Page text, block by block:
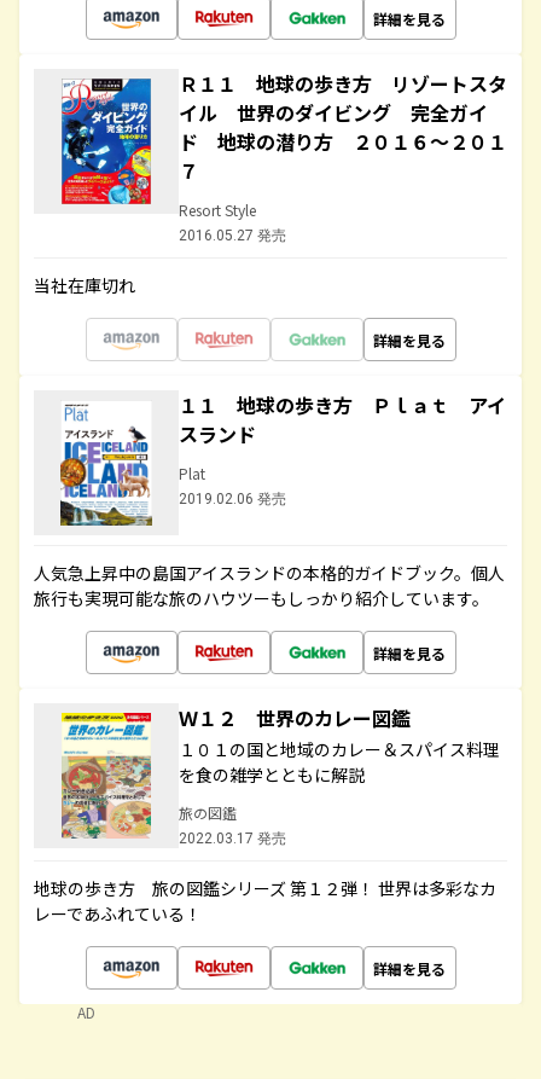
詳細を見る
Ｒ１１ 地球の歩き方 リゾートスタ
イル 世界のダイビング 完全ガイ
ド 地球の潜り方 ２０１６～２０１
７
Resort Style
2016.05.27 発売
当社在庫切れ
詳細を見る
１１ 地球の歩き方 Ｐｌａｔ アイ
スランド
Plat
2019.02.06 発売
人気急上昇中の島国アイスランドの本格的ガイドブック。個人
旅行も実現可能な旅のハウツーもしっかり紹介しています。
詳細を見る
Ｗ１２ 世界のカレー図鑑
１０１の国と地域のカレー＆スパイス料理
を食の雑学とともに解説
旅の図鑑
2022.03.17 発売
地球の歩き方 旅の図鑑シリーズ 第１２弾！ 世界は多彩なカ
レーであふれている！
詳細を見る
AD